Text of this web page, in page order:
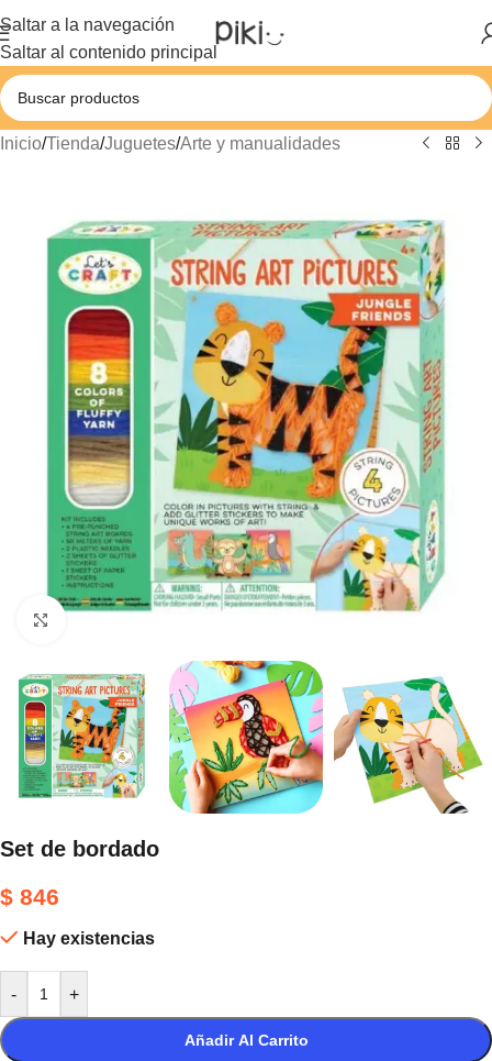
Saltar a la navegación
Saltar al contenido principal
Inicio/Tienda/Juguetes/Arte y manualidades
Set de bordado
$ 846
Hay existencias
- +
Añadir Al Carrito